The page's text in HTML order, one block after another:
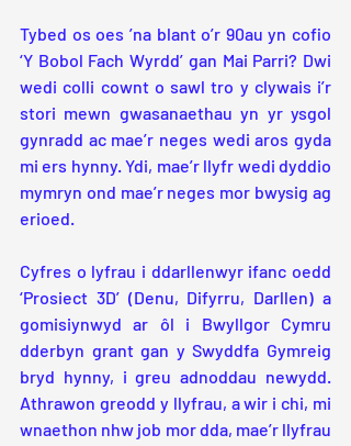
Tybed os oes ’na blant o’r 90au yn cofio
‘Y Bobol Fach Wyrdd’ gan Mai Parri? Dwi
wedi colli cownt o sawl tro y clywais i’r
stori mewn gwasanaethau yn yr ysgol
gynradd ac mae’r neges wedi aros gyda
mi ers hynny. Ydi, mae’r llyfr wedi dyddio
mymryn ond mae’r neges mor bwysig ag
erioed.
Cyfres o lyfrau i ddarllenwyr ifanc oedd
‘Prosiect 3D’ (Denu, Difyrru, Darllen) a
gomisiynwyd ar ôl i Bwyllgor Cymru
dderbyn grant gan y Swyddfa Gymreig
bryd hynny, i greu adnoddau newydd.
Athrawon greodd y llyfrau, a wir i chi, mi
wnaethon nhw job mor dda, mae’r llyfrau